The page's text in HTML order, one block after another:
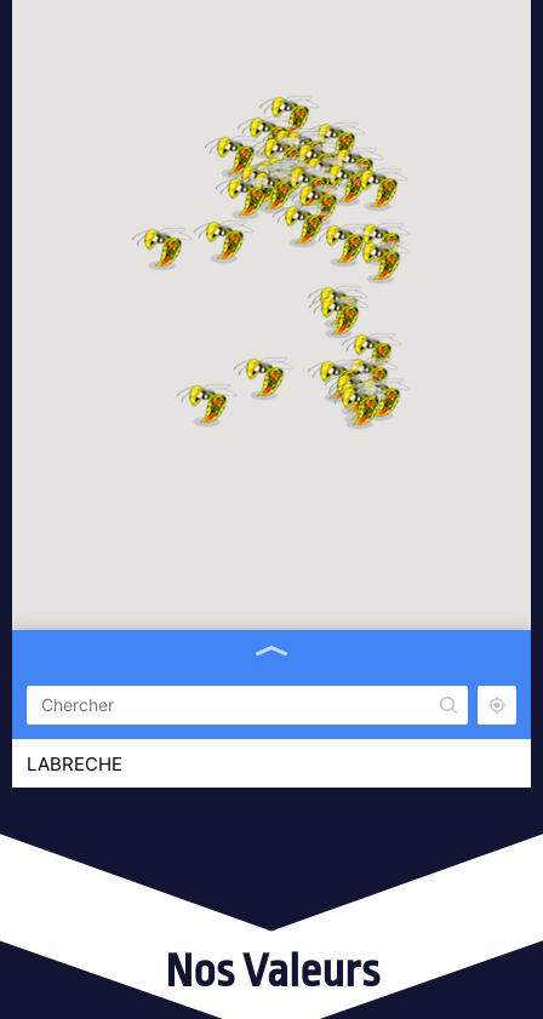
LABRECHE
81000 ALBI
Quentin GASPAR
Besnard CharlotteNos Valeurs